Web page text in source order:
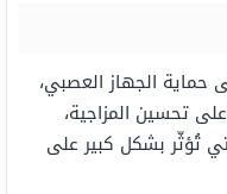
الجهاز العصبي،
تحسين المزاجية،
تُؤثّر بشكل كبير على